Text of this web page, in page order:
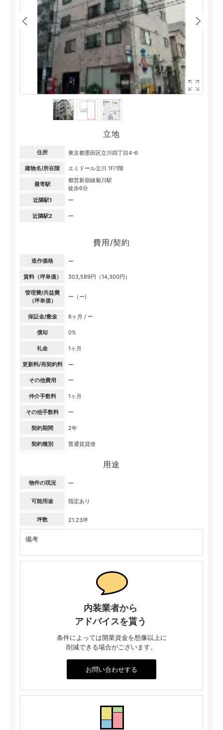
立地
住所 東京都墨田区立川四丁目4-6
建物名/所在階 エミドール立川 1F/1階
最寄駅
都営新宿線菊川駅
徒歩6分
近隣駅1
ー
近隣駅2 ー
費用/契約
造作価格 ー
賃料（坪単価） 303,589円（14,300円）
管理費/共益費
（坪単価）
ー（ー)
保証金/敷金 6ヶ月 / ー
償却 0%
礼金 1ヶ月
更新料/再契約料 ー
その他費用 ー
仲介手数料 1ヶ月
その他手数料 ー
契約期間 2年
契約種別 普通賃貸借
用途
物件の現況 ー
可能用途 指定あり
坪数 21.23坪
備考
内装業者から
アドバイスを貰う
条件によっては開業資金を想像以上に
削減できる場合がございます。
お問い合わせする